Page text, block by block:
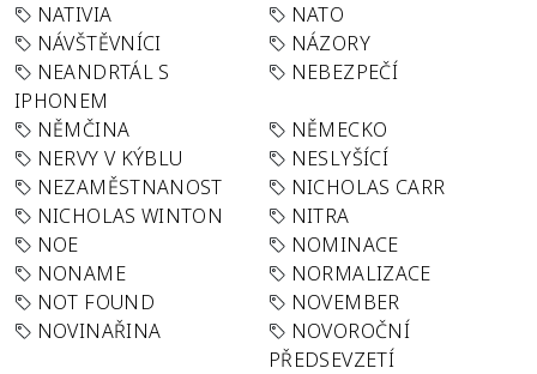
NATIVIA
NATO
NÁVŠTĚVNÍCI
NÁZORY
NEANDRTÁL S
IPHONEM
NEBEZPEČÍ
NĚMČINA
NĚMECKO
NERVY V KÝBLU
NESLYŠÍCÍ
NEZAMĚSTNANOST
NICHOLAS CARR
NICHOLAS WINTON
NITRA
NOE
NOMINACE
NONAME
NORMALIZACE
NOT FOUND
NOVEMBER
NOVINAŘINA
NOVOROČNÍ
PŘEDSEVZETÍ